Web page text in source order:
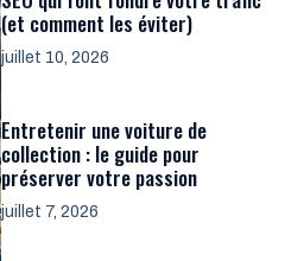
(et comment les éviter)
juillet 10, 2026
Entretenir une voiture de
collection : le guide pour
préserver votre passion
juillet 7, 2026